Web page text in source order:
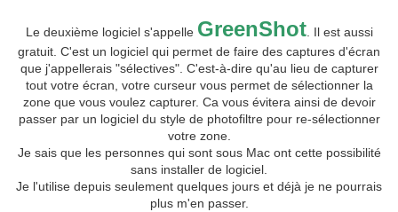
Le deuxième logiciel s'appelle GreenShot. Il est aussi
gratuit. C'est un logiciel qui permet de faire des captures d'écran
que j'appellerais "sélectives". C'est-à-dire qu'au lieu de capturer
tout votre écran, votre curseur vous permet de sélectionner la
zone que vous voulez capturer. Ca vous évitera ainsi de devoir
passer par un logiciel du style de photofiltre pour re-sélectionner
votre zone.
Je sais que les personnes qui sont sous Mac ont cette possibilité
sans installer de logiciel.
Je l'utilise depuis seulement quelques jours et déjà je ne pourrais
plus m'en passer.